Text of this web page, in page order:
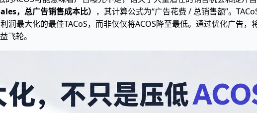
，总广告销售成本比） ，其计算公式为“广告花费 / 总销售额”。
最大化的最佳TACoS，而非仅仅将ACOS降至最低。通过优化广告，
飞轮。